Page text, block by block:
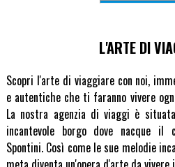
L'ARTE DI
Scopri l'arte di viaggiare con noi,
e autentiche che ti faranno vivere
La nostra agenzia di viaggi è
incantevole borgo dove nacque il
Spontini. Così come le sue melodie